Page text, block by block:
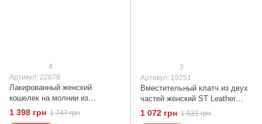
4
Артикул: 22678
Лакированный женский
кошелек на молнии из
натуральной кожи ST Leather
22678 Черный
1 398 грн 1 747 грн
3
Артикул: 19251
Вместительный клатч из двух
частей женский ST Leather
19251 Красный
1 072 грн 1 531 грн